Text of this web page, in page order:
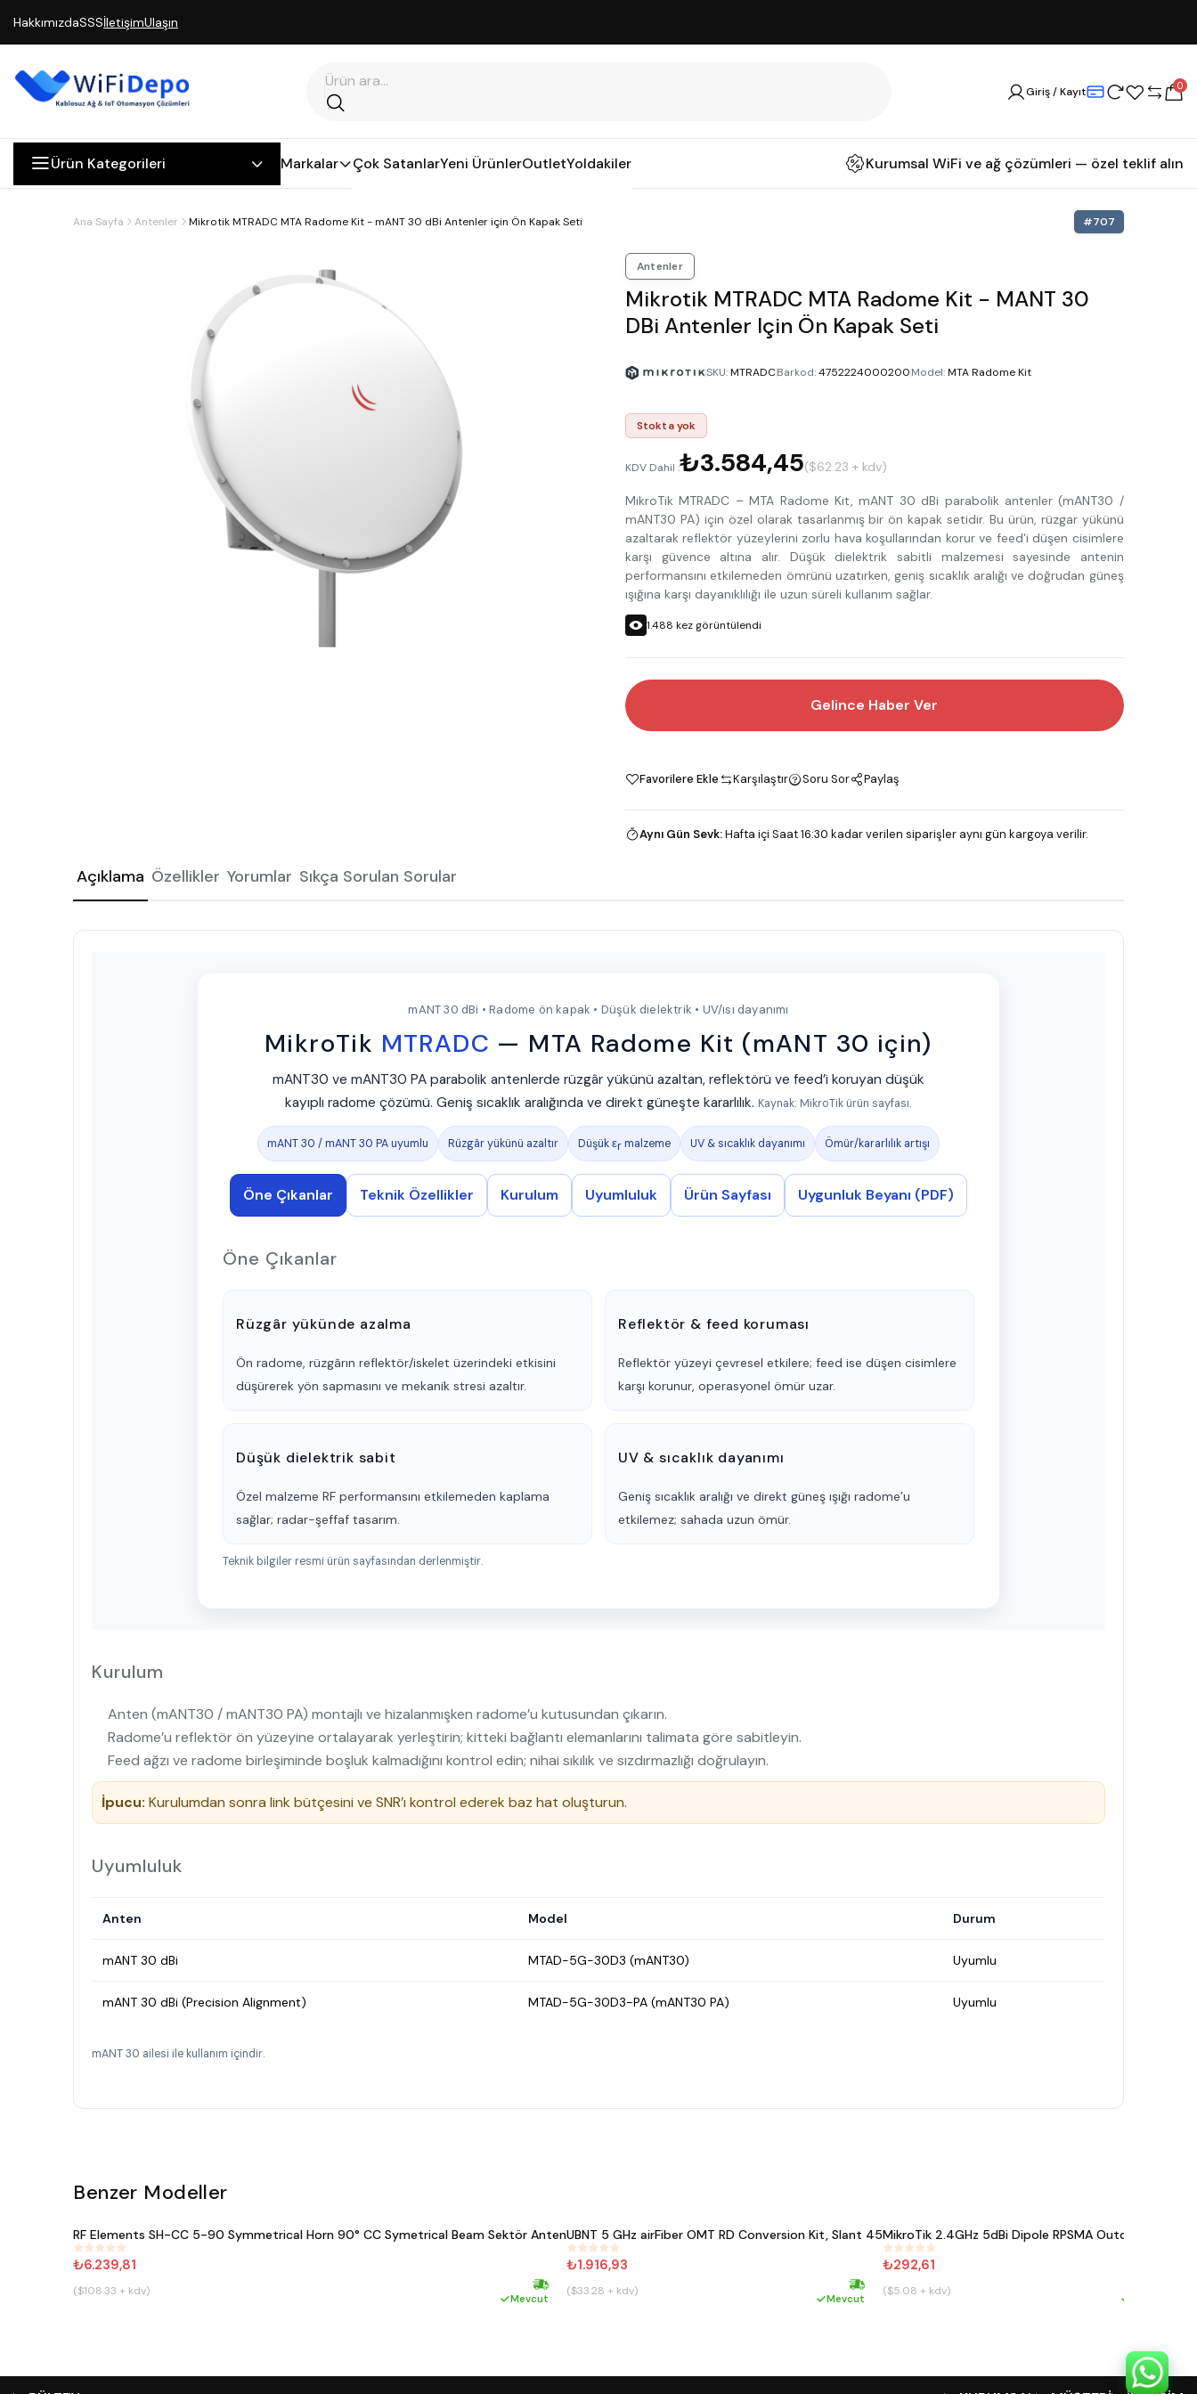
HakkımızdaSSSİletişimUlaşın
Giriş / Kayıt 0
Ürün Kategorileri Markalar Çok SatanlarYeni ÜrünlerOutletYoldakiler Kurumsal WiFi ve ağ çözümleri — özel teklif alın
Ana Sayfa Antenler Mikrotik MTRADC MTA Radome Kit - mANT 30 dBi Antenler için Ön Kapak Seti #707
Antenler
Mikrotik MTRADC MTA Radome Kit - MANT 30
DBi Antenler Için Ön Kapak Seti
SKU:MTRADCBarkod:4752224000200Model:MTA Radome Kit
Stokta yok
KDV Dahil :₺3.584,45($62.23 + kdv)
MikroTik MTRADC – MTA Radome Kit, mANT 30 dBi parabolik antenler (mANT30 /
mANT30 PA) için özel olarak tasarlanmış bir ön kapak setidir. Bu ürün, rüzgar yükünü
azaltarak reflektör yüzeylerini zorlu hava koşullarından korur ve feed'i düşen cisimlere
karşı güvence altına alır. Düşük dielektrik sabitli malzemesi sayesinde antenin
performansını etkilemeden ömrünü uzatırken, geniş sıcaklık aralığı ve doğrudan güneş
ışığına karşı dayanıklılığı ile uzun süreli kullanım sağlar.
1.488 kez görüntülendi
Gelince Haber Ver
Favorilere Ekle Karşılaştır Soru Sor Paylaş
Aynı Gün Sevk:Hafta içi Saat 16:30 kadar verilen siparişler aynı gün kargoya verilir.
Açıklama Özellikler Yorumlar Sıkça Sorulan Sorular
mANT 30 dBi • Radome ön kapak • Düşük dielektrik • UV/ısı dayanımı
MikroTik MTRADC — MTA Radome Kit (mANT 30 için)
mANT30 ve mANT30 PA parabolik antenlerde rüzgâr yükünü azaltan, reflektörü ve feed’i koruyan düşük
kayıplı radome çözümü. Geniş sıcaklık aralığında ve direkt güneşte kararlılık. Kaynak: MikroTik ürün sayfası.
mANT 30 / mANT 30 PA uyumlu Rüzgâr yükünü azaltır Düşük εrmalzeme UV & sıcaklık dayanımı Ömür/kararlılık artışı
Öne Çıkanlar Teknik Özellikler Kurulum Uyumluluk Ürün Sayfası Uygunluk Beyanı (PDF)
Öne Çıkanlar
Rüzgâr yükünde azalma
Ön radome, rüzgârın reflektör/iskelet üzerindeki etkisini
düşürerek yön sapmasını ve mekanik stresi azaltır.
Reflektör & feed koruması
Reflektör yüzeyi çevresel etkilere; feed ise düşen cisimlere
karşı korunur, operasyonel ömür uzar.
Düşük dielektrik sabit
Özel malzeme RF performansını etkilemeden kaplama
sağlar; radar-şeffaf tasarım.
UV & sıcaklık dayanımı
Geniş sıcaklık aralığı ve direkt güneş ışığı radome’u
etkilemez; sahada uzun ömür.
Teknik bilgiler resmi ürün sayfasından derlenmiştir.
Kurulum
Anten (mANT30 / mANT30 PA) montajlı ve hizalanmışken radome’u kutusundan çıkarın.
Radome’u reflektör ön yüzeyine ortalayarak yerleştirin; kitteki bağlantı elemanlarını talimata göre sabitleyin.
Feed ağzı ve radome birleşiminde boşluk kalmadığını kontrol edin; nihai sıkılık ve sızdırmazlığı doğrulayın.
İpucu: Kurulumdan sonra link bütçesini ve SNR’ı kontrol ederek baz hat oluşturun.
Uyumluluk
Anten Model Durum
mANT 30 dBi MTAD-5G-30D3 (mANT30) Uyumlu
mANT 30 dBi (Precision Alignment) MTAD-5G-30D3-PA (mANT30 PA) Uyumlu
mANT 30 ailesi ile kullanım içindir.
Benzer Modeller
#644
RF Elements SH-CC 5-90 Symmetrical Horn 90° CC Symetrical Beam Sektör Anten
₺6.239,81
($108.33 + kdv) Hızlı kargo
Mevcut
#582
UBNT 5 GHz airFiber OMT RD Conversion Kit, Slant 45
₺1.916,93
($33.28 + kdv) Hızlı kargo
Mevcut
#545
MikroTik 2.4GHz 5dBi Dipole RPSMA Outdoor Anten
₺292,61
($5.08 + kdv)